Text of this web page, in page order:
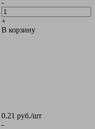
-
+
В корзину
0.21 руб./шт
-